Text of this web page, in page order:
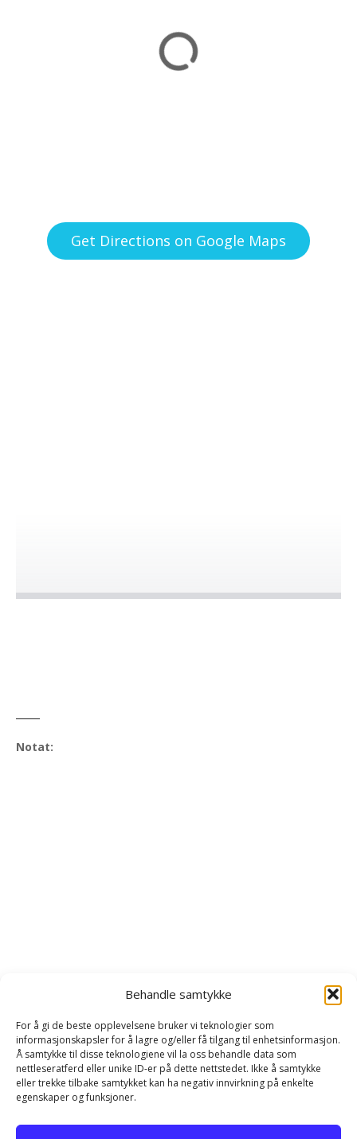
Behandle samtykke
For å gi de beste opplevelsene bruker vi teknologier som
informasjonskapsler for å lagre og/eller få tilgang til enhetsinformasjon.
Å samtykke til disse teknologiene vil la oss behandle data som
nettleseratferd eller unike ID-er på dette nettstedet. Ikke å samtykke
eller trekke tilbake samtykket kan ha negativ innvirkning på enkelte
egenskaper og funksjoner.
Get Directions on Google Maps
Notat:
Hjem Kontakt Personvernerklæring